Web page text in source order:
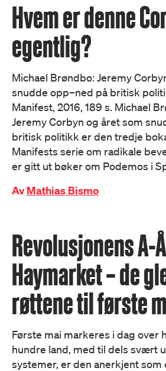
Hvem er denne
egentlig?
Michael Brøndbo: Jeremy
snudde opp–ned på britisk
Manifest, 2016, 189 s. Michael
Jeremy Corbyn og året som
britisk politikk er den tredje
Manifests serie om radikale
er gitt ut bøker om Podemos i
AvMathias Bismo
Revolusjonens A-
Haymarket – de
røttene til første
Første mai markeres i dag over
hundre land, med til dels svært
systemer, er den anerkjent